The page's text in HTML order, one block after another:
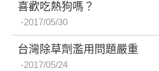
喜歡吃熱狗嗎？
2017/05/30
台灣除草劑濫用問題嚴重
2017/05/24